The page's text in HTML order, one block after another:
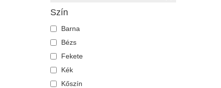
Szín
Barna
Bézs
Fekete
Kék
Kőszín